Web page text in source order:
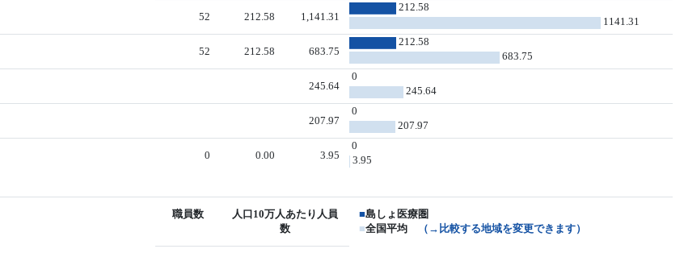
52 212.58 1,141.31
212.58
1141.31
52 212.58 683.75
212.58
683.75
245.64
0
245.64
207.97
0
207.97
0 0.00 3.95
0
3.95
職員数
人口10万人あたり人員
数
■島しょ医療圏
■全国平均 （→比較する地域を変更できます）